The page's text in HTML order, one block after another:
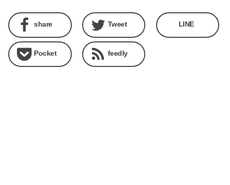
share Tweet LINE
Pocket feedly